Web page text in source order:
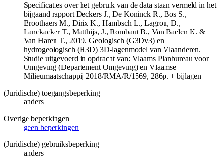
Specificaties over het gebruik van de data staan vermeld in het
bijgaand rapport Deckers J., De Koninck R., Bos S.,
Broothaers M., Dirix K., Hambsch L., Lagrou, D.,
Lanckacker T., Matthijs, J., Rombaut B., Van Baelen K. &
Van Haren T., 2019. Geologisch (G3Dv3) en
hydrogeologisch (H3D) 3D-lagenmodel van Vlaanderen.
Studie uitgevoerd in opdracht van: Vlaams Planbureau voor
Omgeving (Departement Omgeving) en Vlaamse
Milieumaatschappij 2018/RMA/R/1569, 286p. + bijlagen
(Juridische) toegangsbeperking
anders
Overige beperkingen
geen beperkingen
(Juridische) gebruiksbeperking
anders